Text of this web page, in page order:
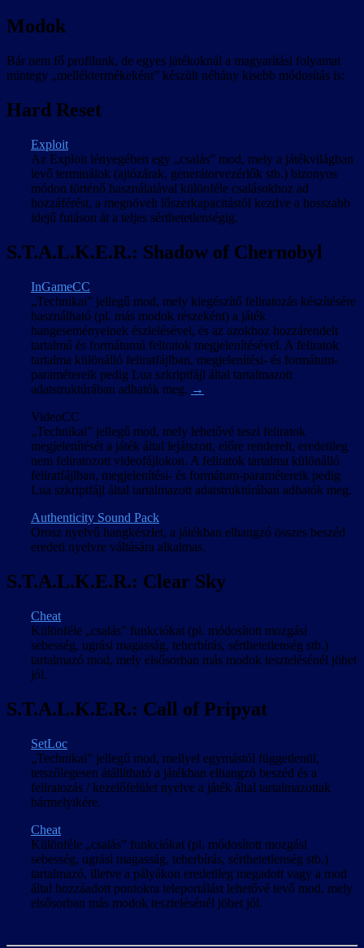
Modok
Bár nem fő profilunk, de egyes játékoknál a magyarítási folyamat
mintegy „melléktermékeként” készült néhány kisebb módosítás is:
Hard Reset
Exploit
Az Exploit lényegében egy „csalás” mod, mely a játékvilágban
levő terminálok (ajtózárak, generátorvezérlők stb.) bizonyos
módon történő használatával különféle csalásokhoz ad
hozzáférést, a megnövelt lőszerkapacitástól kezdve a hosszabb
idejű futáson át a teljes sérthetetlenségig.
S.T.A.L.K.E.R.: Shadow of Chernobyl
InGameCC
„Technikai” jellegű mod, mely kiegészítő feliratozás készítésére
használható (pl. más modok részeként) a játék
hangeseményeinek észlelésével, és az azokhoz hozzárendelt
tartalmú és formátumú feliratok megjelenítésével. A feliratok
tartalma különálló feliratfájlban, megjelenítési- és formátum-
paramétereik pedig Lua szkriptfájl által tartalmazott
adatstruktúrában adhatók meg. →
VideoCC
„Technikai” jellegű mod, mely lehetővé teszi feliratok
megjelenítését a játék által lejátszott, előre renderelt, eredetileg
nem feliratozott videofájlokon. A feliratok tartalma különálló
feliratfájlban, megjelenítési- és formátum-paramétereik pedig
Lua szkriptfájl által tartalmazott adatstruktúrában adhatók meg.
Authenticity Sound Pack
Orosz nyelvű hangkészlet, a játékban elhangzó összes beszéd
eredeti nyelvre váltására alkalmas.
S.T.A.L.K.E.R.: Clear Sky
Cheat
Különféle „csalás” funkciókat (pl. módosított mozgási
sebesség, ugrási magasság, teherbírás, sérthetetlenség stb.)
tartalmazó mod, mely elsősorban más modok tesztelésénél jöhet
jól.
S.T.A.L.K.E.R.: Call of Pripyat
SetLoc
„Technikai” jellegű mod, mellyel egymástól függetlenül,
tetszőlegesen átállítható a játékban elhangzó beszéd és a
feliratozás / kezelőfelület nyelve a játék által tartalmazottak
bármelyikére.
Cheat
Különféle „csalás” funkciókat (pl. módosított mozgási
sebesség, ugrási magasság, teherbírás, sérthetetlenség stb.)
tartalmazó, illetve a pályákon eredetileg megadott vagy a mod
által hozzáadott pontokra teleportálást lehetővé tevő mod, mely
elsősorban más modok tesztelésénél jöhet jól.